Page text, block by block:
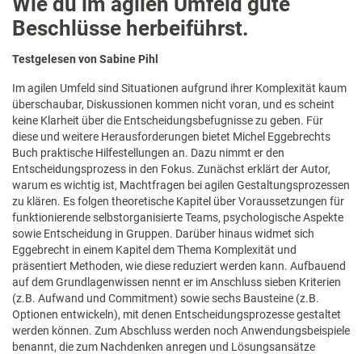
Beschlüsse herbeiführst.
Testgelesen von Sabine Pihl
Im agilen Umfeld sind Situationen aufgrund ihrer Komplexität kaum
überschaubar, Diskussionen kommen nicht voran, und es scheint
keine Klarheit über die Entscheidungsbefugnisse zu geben. Für
diese und weitere Herausforderungen bietet Michel Eggebrechts
Buch praktische Hilfestellungen an. Dazu nimmt er den
Entscheidungsprozess in den Fokus. Zunächst erklärt der Autor,
warum es wichtig ist, Machtfragen bei agilen Gestaltungsprozessen
zu klären. Es folgen theoretische Kapitel über Voraussetzungen für
funktionierende selbstorganisierte Teams, psychologische Aspekte
sowie Entscheidung in Gruppen. Darüber hinaus widmet sich
Eggebrecht in einem Kapitel dem Thema Komplexität und
präsentiert Methoden, wie diese reduziert werden kann. Aufbauend
auf dem Grundlagenwissen nennt er im Anschluss sieben Kriterien
(z.B. Aufwand und Commitment) sowie sechs Bausteine (z.B.
Optionen entwickeln), mit denen Entscheidungsprozesse gestaltet
werden können. Zum Abschluss werden noch Anwendungsbeispiele
benannt, die zum Nachdenken anregen und Lösungsansätze